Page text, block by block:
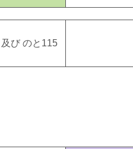
び のと115